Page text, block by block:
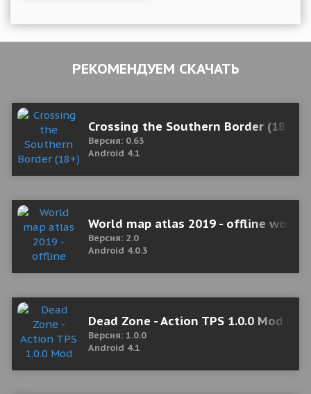
РЕКОМЕНДУЕМ СКАЧАТЬ
Crossing the Southern Border (18+)
Версия: 0.63
Android 4.1
World map atlas 2019 - offline world
Версия: 2.0
Android 4.0.3
Dead Zone - Action TPS 1.0.0 Mod
Версия: 1.0.0
Android 4.1